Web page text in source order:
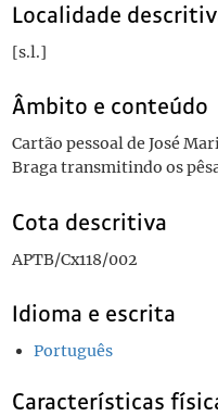
Localidade
[s.l.]
Âmbito e conteúdo
Cartão pessoal de José
Braga transmitindo os
Cota descritiva
APTB/Cx118/002
Idioma e escrita
Português
Características